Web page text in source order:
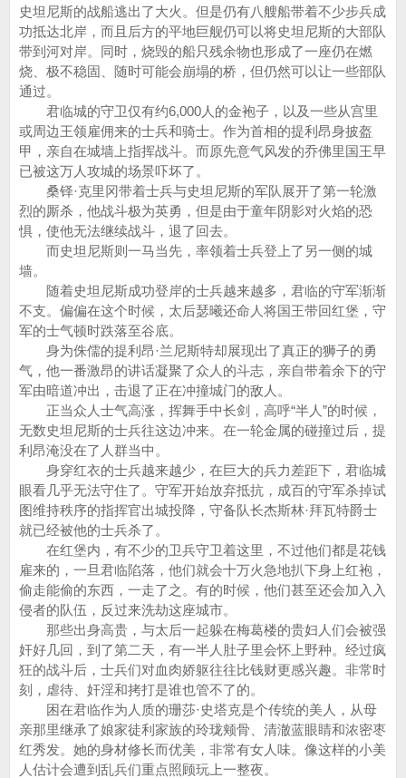
史坦尼斯的战船逃出了大火。但是仍有八艘船带着不少步兵成
功抵达北岸，而且后方的平地巨舰仍可以将史坦尼斯的大部队
带到河对岸。同时，烧毁的船只残余物也形成了一座仍在燃
烧、极不稳固、随时可能会崩塌的桥，但仍然可以让一些部队
通过。
君临城的守卫仅有约6,000人的金袍子，以及一些从宫里
或周边王领雇佣来的士兵和骑士。作为首相的提利昂身披盔
甲，亲自在城墙上指挥战斗。而原先意气风发的乔佛里国王早
已被这万人攻城的场景吓坏了。
桑铎·克里冈带着士兵与史坦尼斯的军队展开了第一轮激
烈的厮杀，他战斗极为英勇，但是由于童年阴影对火焰的恐
惧，使他无法继续战斗，退了回去。
而史坦尼斯则一马当先，率领着士兵登上了另一侧的城
墙。
随着史坦尼斯成功登岸的士兵越来越多，君临的守军渐渐
不支。偏偏在这个时候，太后瑟曦还命人将国王带回红堡，守
军的士气顿时跌落至谷底。
身为侏儒的提利昂·兰尼斯特却展现出了真正的狮子的勇
气，他一番激昂的讲话凝聚了众人的斗志，亲自带着余下的守
军由暗道冲出，击退了正在冲撞城门的敌人。
正当众人士气高涨，挥舞手中长剑，高呼“半人”的时候，
无数史坦尼斯的士兵往这边冲来。在一轮金属的碰撞过后，提
利昂淹没在了人群当中。
身穿红衣的士兵越来越少，在巨大的兵力差距下，君临城
眼看几乎无法守住了。守军开始放弃抵抗，成百的守军杀掉试
图维持秩序的指挥官出城投降，守备队长杰斯林·拜瓦特爵士
就已经被他的士兵杀了。
在红堡内，有不少的卫兵守卫着这里，不过他们都是花钱
雇来的，一旦君临陷落，他们就会十万火急地扒下身上红袍，
偷走能偷的东西，一走了之。有的时候，他们甚至还会加入入
侵者的队伍，反过来洗劫这座城市。
那些出身高贵，与太后一起躲在梅葛楼的贵妇人们会被强
奸好几回，到了第二天，有一半人肚子里会怀上野种。经过疯
狂的战斗后，士兵们对血肉娇躯往往比钱财更感兴趣。非常时
刻，虐待、奸淫和拷打是谁也管不了的。
困在君临作为人质的珊莎·史塔克是个传统的美人，从母
亲那里继承了娘家徒利家族的玲珑颊骨、清澈蓝眼睛和浓密枣
红秀发。她的身材修长而优美，非常有女人味。像这样的小美
人估计会遭到乱兵们重点照顾玩上一整夜。